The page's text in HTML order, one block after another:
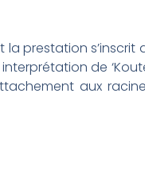
prestation
de
aux